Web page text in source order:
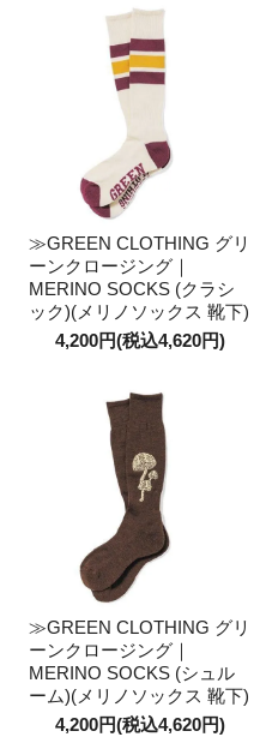
≫GREEN CLOTHING グリ
ーンクロージング｜
MERINO SOCKS (クラシ
ック)(メリノソックス 靴下)
4,200円(税込4,620円)
≫GREEN CLOTHING グリ
ーンクロージング｜
MERINO SOCKS (シュル
ーム)(メリノソックス 靴下)
4,200円(税込4,620円)